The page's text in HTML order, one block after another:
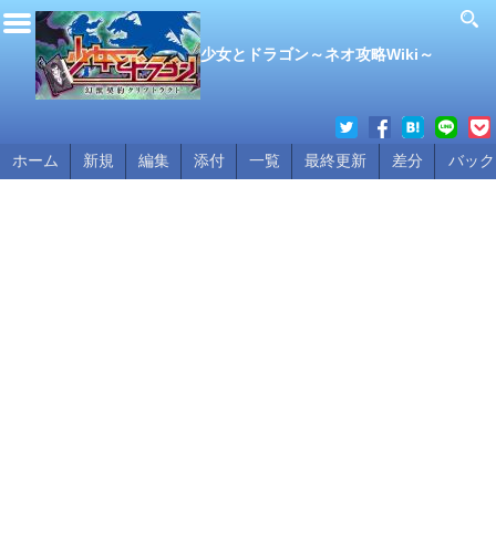
少女とドラゴン～ネオ攻略Wiki～
ホーム 新規 編集 添付 一覧 最終更新 差分 バッ